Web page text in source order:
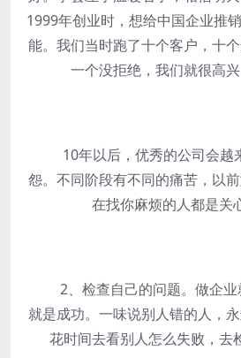
1999年创业时，想给中国企业推
能。我们当时跑了十个客户，十
一个没拒绝，我们就很高兴
10年以后，优秀的公司会越
怨。不同阶段有不同的痛苦，以
在找你麻烦的人都是关
2、检查自己的问题。做企业
就是成功。一味说别人错的人，
花时间去看别人怎么失败，去